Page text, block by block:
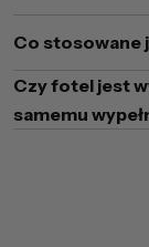
Co stosowane
Czy fotel jest
samemu